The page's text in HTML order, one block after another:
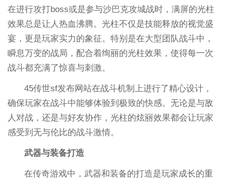
在进行攻打boss或是参与沙巴克攻城战时，满屏的光柱
效果总是让人热血沸腾。光柱不仅是技能释放的视觉盛
宴，更是玩家实力的象征。特别是在大型团队战斗中，
瞬息万变的战局，配合着绚丽的光柱效果，使得每一次
战斗都充满了惊喜与刺激。
45传世sf发布网站在战斗机制上进行了精心设计，
确保玩家在战斗中能够体验到极致的快感。无论是与敌
人对战，还是与好友协作，光柱的炫丽效果都会让玩家
感受到无与伦比的战斗激情。
武器与装备打造
在传奇游戏中，武器和装备的打造是玩家成长的重